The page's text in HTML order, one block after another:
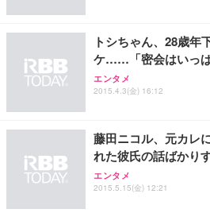
ョン PCチェア 通気性
務用 おしゃれ パソコン
ANDWINT オフィスチェ
ッシュ 通気性 ランバー
ス圧無段階昇降 360度回
【MiniLED/24.5inch/
HOOTER Gaming
グモニター QD 24.5イン
アイリスオーヤマ ペッ
ュラー 200枚入【
トシちゃん、28歳年
ケ……「密会はいっぱ
エンタメ
2015.4.3(金) 16:12
藤田ニコル、元カレ
れた彼氏の話ばかり
エンタメ
2015.5.15(金) 12:21